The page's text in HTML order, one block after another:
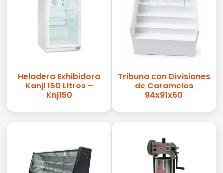
Heladera Exhibidora
Kanji 150 Litros –
Knj150
Tribuna con Divisiones
de Caramelos
94x91x60